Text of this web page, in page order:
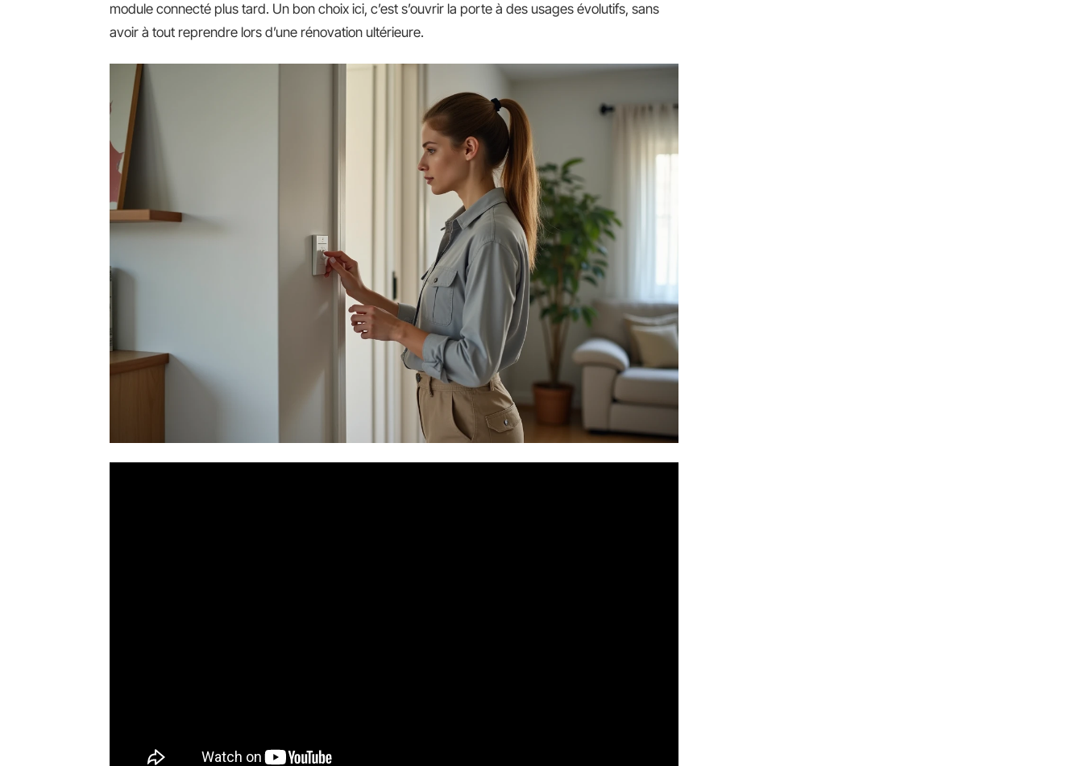
module connecté plus tard. Un bon choix ici, c’est s’ouvrir la porte à des usages évolutifs, sans
avoir à tout reprendre lors d’une rénovation ultérieure.